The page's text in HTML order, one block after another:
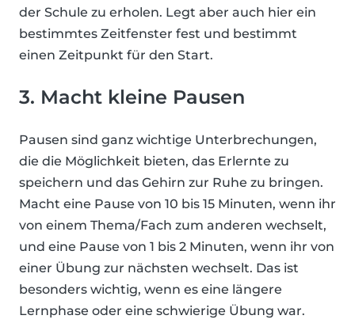
der Schule zu erholen. Legt aber auch hier ein
bestimmtes Zeitfenster fest und bestimmt
einen Zeitpunkt für den Start.
3. Macht kleine Pausen
Pausen sind ganz wichtige Unterbrechungen,
die die Möglichkeit bieten, das Erlernte zu
speichern und das Gehirn zur Ruhe zu bringen.
Macht eine Pause von 10 bis 15 Minuten, wenn ihr
von einem Thema/Fach zum anderen wechselt,
und eine Pause von 1 bis 2 Minuten, wenn ihr von
einer Übung zur nächsten wechselt. Das ist
besonders wichtig, wenn es eine längere
Lernphase oder eine schwierige Übung war.